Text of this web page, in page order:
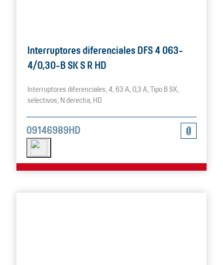
Interruptores diferenciales DFS 4 063-
4/0,30-B SK S R HD
Interruptores diferenciales, 4, 63 A, 0,3 A, Tipo B SK,
selectivos, N derecha, HD
09146989HD